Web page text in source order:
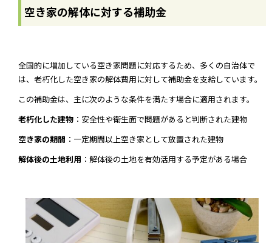
空き家の解体に対する補助金
全国的に増加している空き家問題に対応するため、多くの自治体で
は、老朽化した空き家の解体費用に対して補助金を支給しています。
この補助金は、主に次のような条件を満たす場合に適用されます。
老朽化した建物 ：安全性や衛生面で問題があると判断された建物
空き家の期間 ：一定期間以上空き家として放置された建物
解体後の土地利用 ：解体後の土地を有効活用する予定がある場合